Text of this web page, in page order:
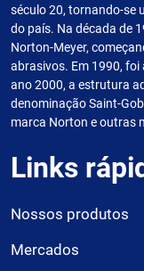
século 20, tornando-se
do país. Na década de
Norton-Meyer,
abrasivos. Em 1990, foi
ano 2000, a estrutura
denominação Saint-
marca Norton e outras
Links
Nossos produtos
Mercados